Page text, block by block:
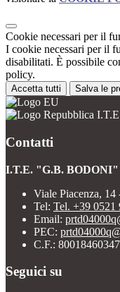
Cookie necessari per il
I cookie necessari per il
disabilitati. È possibile
policy.
Accetta tutti Salva le
Contatti
I.T.E. "G.B. BODONI"
Viale Piacenza, 14
Tel: Tel. +39 0521
Email:
PEC:
C.F.: 80018460347
Seguici su